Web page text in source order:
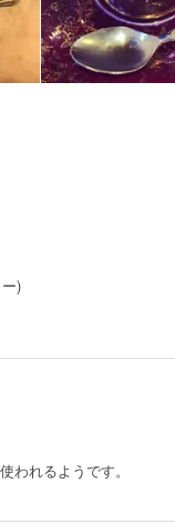
)
われるようです。